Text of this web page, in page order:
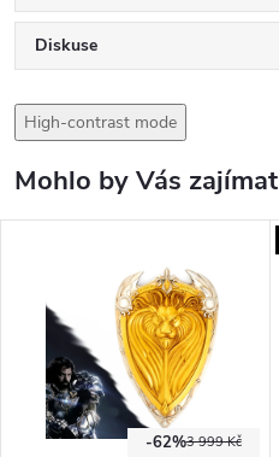
Diskuse
High-contrast mode
Mohlo by Vás zajímat
3 999 Kč
-62%